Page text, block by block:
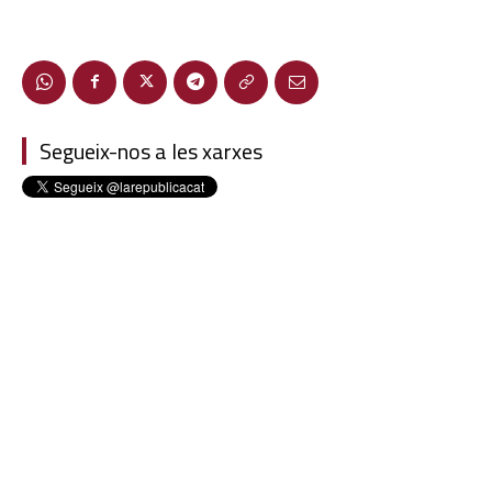
Segueix-nos a les xarxes